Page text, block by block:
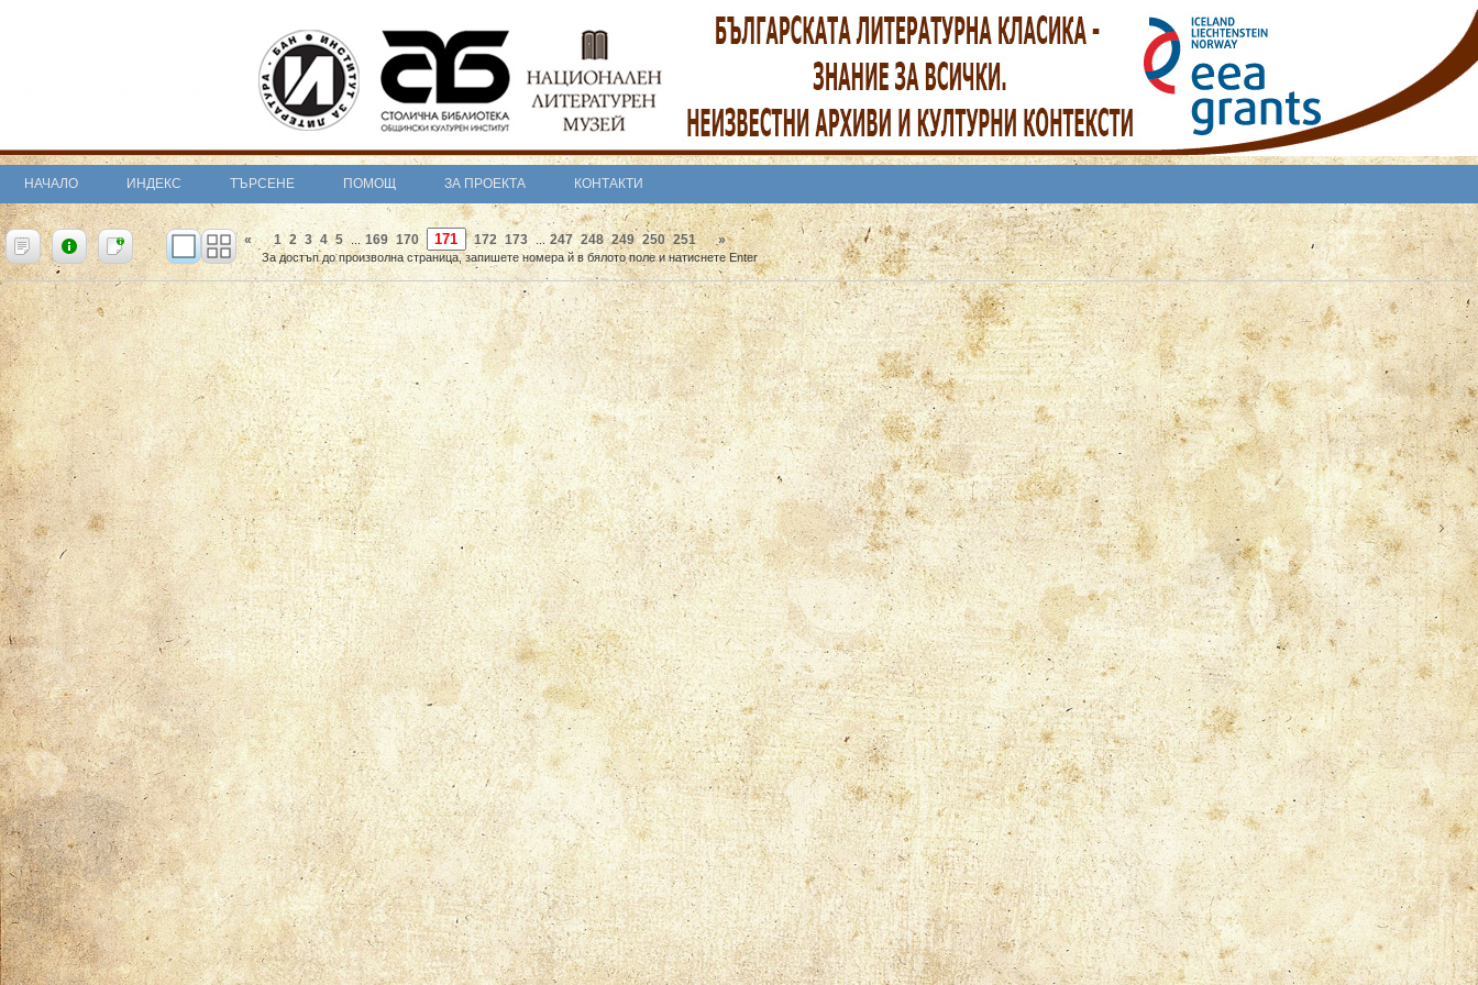
НАЧАЛО ИНДЕКС ТЪРСЕНЕ ПОМОЩ ЗА ПРОЕКТА КОНТАКТИ
« 1 2 3 4 5 ... 169 170 172 173 ... 247 248 249 250 251 »
За достъп до произволна страница, запишете номера й в бялото поле и натиснете Enter